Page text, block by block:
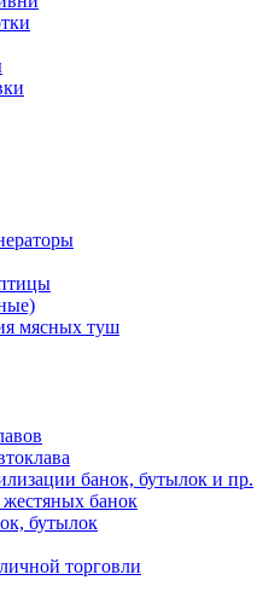
мясных туш
банок, бутылок и пр.
жестяных банок
бутылок
торговли